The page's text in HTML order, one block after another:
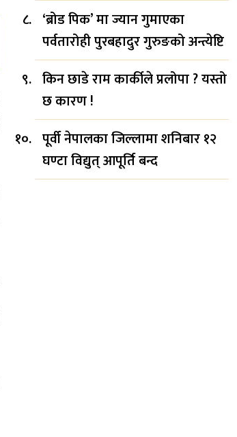
‘ब्रोड पिक’ मा ज्यान गुमाएका
पर्वतारोही पुरबहादुर गुरुङको अन्त्येष्टि
किन छाडे राम कार्कीले प्रलोपा ? यस्तो
छ कारण !
पूर्वी नेपालका जिल्लामा शनिबार १२
घण्टा विद्युत् आपूर्ति बन्द